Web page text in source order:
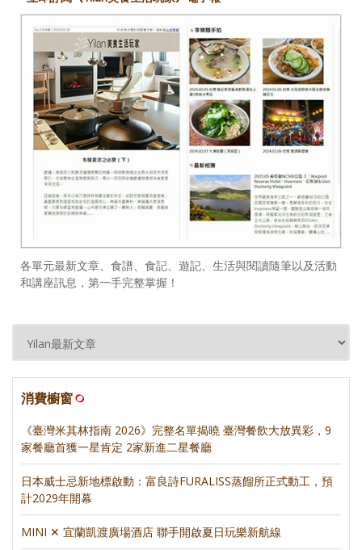
各單元最新文章、食譜、食記、遊記、生活與閱讀隨筆以及活動
和講座訊息，第一手完整掌握！
消費櫥窗
《臺灣米其林指南 2026》完整名單揭曉 臺灣餐飲大放異彩，9
家餐廳首獲一星肯定 2家新進二星餐廳
日本威士忌新地標啟動：富良詩FURALISS蒸餾所正式動工，預
計2029年開幕
MINI ✕ 宜蘭凱渡廣場酒店 聯手開啟夏日玩樂新航線